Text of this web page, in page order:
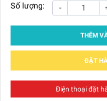
Số lượng: -
THÊM
ĐẶT
Điện thoại đặt